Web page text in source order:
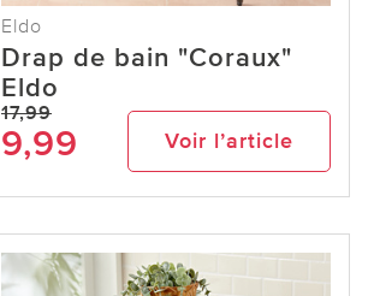
Eldo
Drap de bain "Coraux"
Eldo
17,99
9,99 Voir l’article